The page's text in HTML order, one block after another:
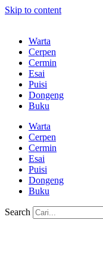
Skip to content
Warta
Cerpen
Cermin
Esai
Puisi
Dongeng
Buku
Warta
Cerpen
Cermin
Esai
Puisi
Dongeng
Buku
Search